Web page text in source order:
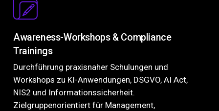
Awareness-Workshops & Compliance
Trainings
Durchführung praxisnaher Schulungen und
Workshops zu KI-Anwendungen, DSGVO, AI Act,
NIS2 und Informationssicherheit.
Zielgruppenorientiert für Management,